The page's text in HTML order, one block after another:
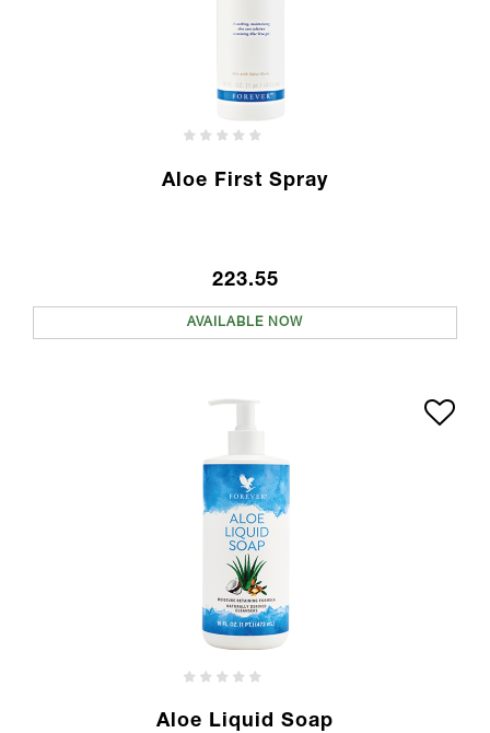
Aloe First Spray
223.55
AVAILABLE NOW
Aloe Liquid Soap